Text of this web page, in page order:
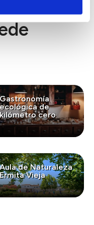
Gastronomía
ecológica de
kilómetro cero
Aula de Naturaleza
Ermita Vieja